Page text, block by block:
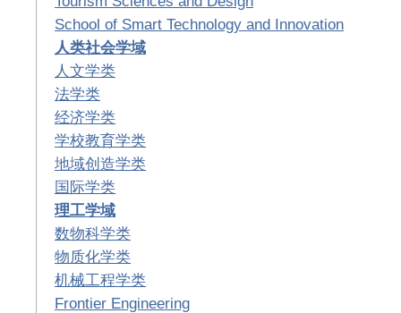
School of Smart Technology and Innovation
人类社会学域
人文学类
法学类
经济学类
学校教育学类
地域创造学类
国际学类
理工学域
数物科学类
物质化学类
机械工程学类
Frontier Engineering